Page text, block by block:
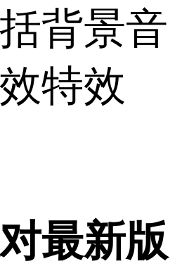
背景音
特效
最新版